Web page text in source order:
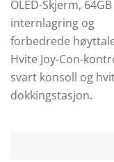
OLED-Skjerm, 64GB
internlagring og
forbedrede
Hvite Joy-Con-
svart konsoll og
dokkingstasjon.